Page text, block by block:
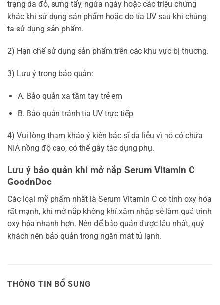
trạng da đỏ, sưng tấy, ngứa ngáy hoặc các triệu chứng
khác khi sử dụng sản phẩm hoặc do tia UV sau khi chúng
ta sử dụng sản phẩm.
2) Hạn chế sử dụng sản phẩm trên các khu vực bị thương.
3) Lưu ý trong bảo quản:
A. Bảo quản xa tầm tay trẻ em
B. Bảo quản tránh tia UV trực tiếp
4) Vui lòng tham khảo ý kiến bác sĩ da liễu vì nó có chứa
NIA nồng độ cao, có thể gây tác dụng phụ.
Lưu ý bảo quản khi mở nắp Serum Vitamin C
GoodnDoc
Các loại mỹ phẩm nhất là Serum Vitamin C có tính oxy hóa
rất mạnh, khi mở nắp không khí xâm nhập sẽ làm quá trình
oxy hóa nhanh hơn. Nên để bảo quản được lâu nhất, quý
khách nên bảo quản trong ngăn mát tủ lạnh.
THÔNG TIN BỔ SUNG